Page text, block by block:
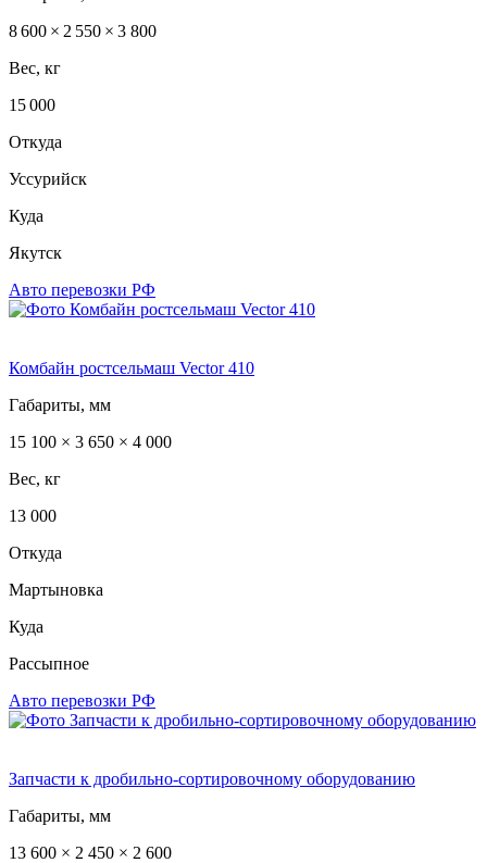
8 600 × 2 550 × 3 800
Вес, кг
15 000
Откуда
Уссурийск
Куда
Якутск
Авто перевозки РФ
Комбайн ростсельмаш Vector 410
Габариты, мм
15 100 × 3 650 × 4 000
Вес, кг
13 000
Откуда
Мартыновка
Куда
Рассыпное
Авто перевозки РФ
Запчасти к дробильно-сортировочному оборудованию
Габариты, мм
13 600 × 2 450 × 2 600